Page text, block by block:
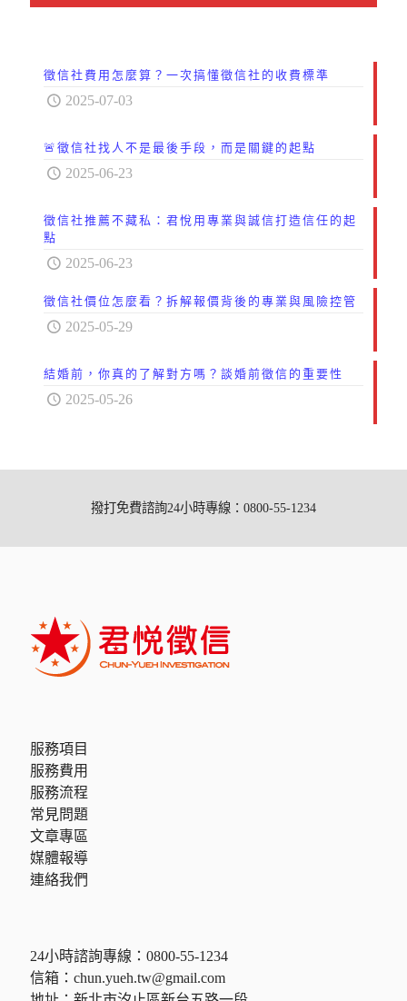
徵信社費用怎麼算？一次搞懂徵信社的收費標準
2025-07-03
🚨徵信社找人不是最後手段，而是關鍵的起點
2025-06-23
徵信社推薦不藏私：君悅用專業與誠信打造信任的起
點
2025-06-23
徵信社價位怎麼看？拆解報價背後的專業與風險控管
2025-05-29
結婚前，你真的了解對方嗎？談婚前徵信的重要性
2025-05-26
撥打免費諮詢24小時專線：0800-55-1234
服務項目
服務費用
服務流程
常見問題
文章專區
媒體報導
連絡我們
24小時諮詢專線： 0800-55-1234
信箱： chun.yueh.tw@gmail.com